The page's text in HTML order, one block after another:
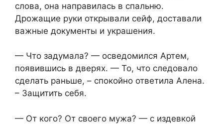
слова, она направилась в спальню.
Дрожащие руки открывали сейф, доставали
важные документы и украшения.
— Что задумала? — осведомился Артем,
появившись в дверях. — То, что следовало
сделать раньше, – спокойно ответила Алена.
– Защитить себя.
— От кого? От своего мужа? — с издевкой